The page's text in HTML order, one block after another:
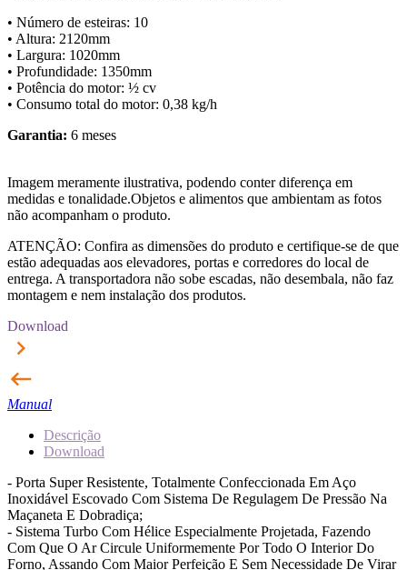
• Número de esteiras: 10
• Altura: 2120mm
• Largura: 1020mm
• Profundidade: 1350mm
• Potência do motor: ½ cv
• Consumo total do motor: 0,38 kg/h
Garantia: 6 meses
Imagem meramente ilustrativa, podendo conter diferença em
medidas e tonalidade.Objetos e alimentos que ambientam as fotos
não acompanham o produto.
ATENÇÃO: Confira as dimensões do produto e certifique-se de que
estão adequadas aos elevadores, portas e corredores do local de
entrega. A transportadora não sobe escadas, não desembala, não faz
montagem e nem instalação dos produtos.
Download
keyboard_arrow_right
keyboard_backspace
Manual
Descrição
Download
- Porta Super Resistente, Totalmente Confeccionada Em Aço
Inoxidável Escovado Com Sistema De Regulagem De Pressão Na
Maçaneta E Dobradiça;
- Sistema Turbo Com Hélice Especialmente Projetada, Fazendo
Com Que O Ar Circule Uniformemente Por Todo O Interior Do
Forno, Assando Com Maior Perfeição E Sem Necessidade De Virar